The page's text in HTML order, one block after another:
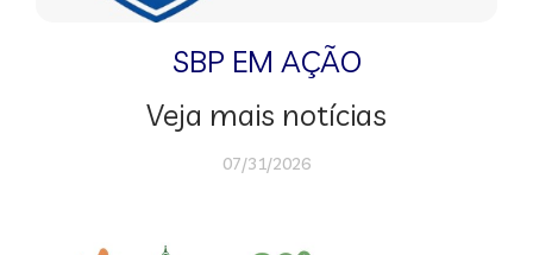
SBP EM AÇÃO
Veja mais notícias
07/31/2026